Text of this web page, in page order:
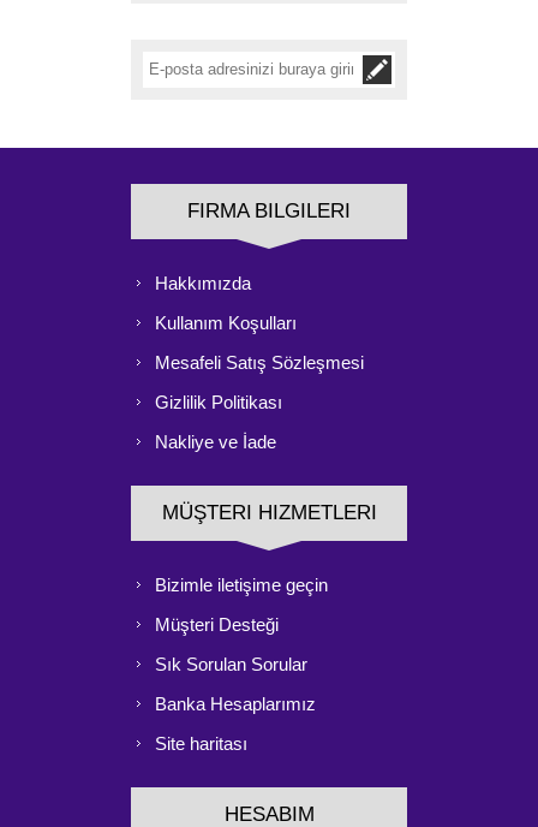
FIRMA BILGILERI
Hakkımızda
Kullanım Koşulları
Mesafeli Satış Sözleşmesi
Gizlilik Politikası
Nakliye ve İade
MÜŞTERI HIZMETLERI
Bizimle iletişime geçin
Müşteri Desteği
Sık Sorulan Sorular
Banka Hesaplarımız
Site haritası
HESABIM